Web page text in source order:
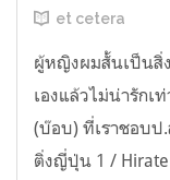
et cetera
ผู้หญิงผมสั้นเป็นสิ่
เองแล้วไม่น่ารักเ
(บ๊อบ) ที่เราชอบป
ติ่งญี่ปุ่น 1 / Hirate